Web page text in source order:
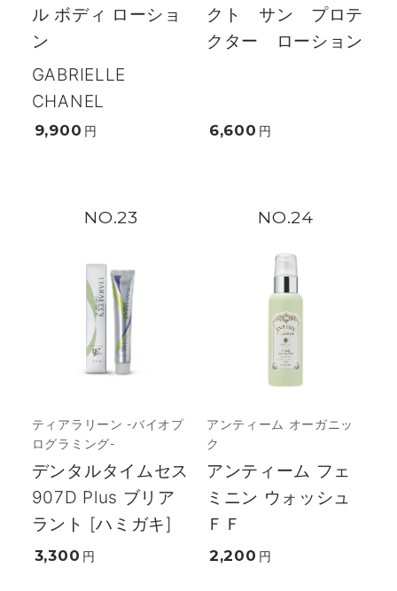
ル ボディ ローショ
ン
GABRIELLE
CHANEL
9,900 円
クト サン プロテ
クター ローション
6,600 円
23
ティアラリーン -バイオプ
ログラミング-
デンタルタイムセス
907D Plus ブリア
ラント [ハミガキ]
3,300 円
24
アンティーム オーガニッ
ク
アンティーム フェ
ミニン ウォッシュ
ＦＦ
2,200 円